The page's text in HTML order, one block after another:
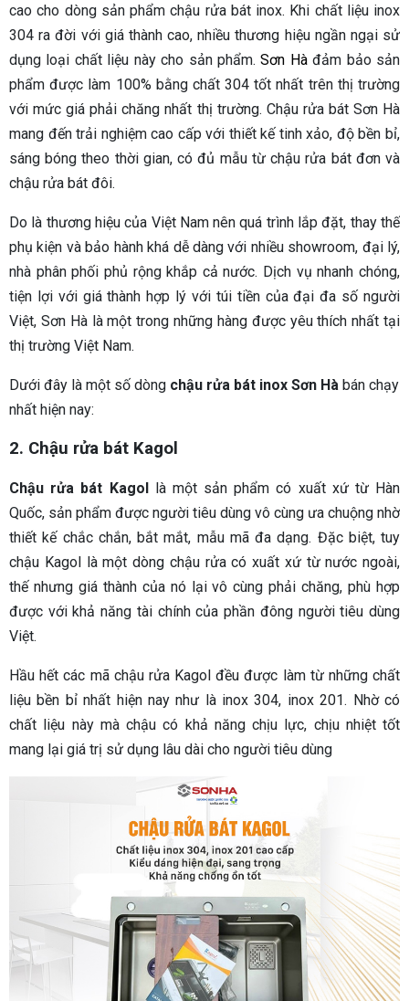
cao cho dòng sản phẩm chậu rửa bát inox. Khi chất liệu inox
304 ra đời với giá thành cao, nhiều thương hiệu ngần ngại sử
dụng loại chất liệu này cho sản phẩm.Sơn Hàđảm bảo sản
phẩm được làm 100% bằng chất 304 tốt nhất trên thị trường
với mức giá phải chăng nhất thị trường. Chậu rửa bát Sơn Hà
mang đến trải nghiệm cao cấp với thiết kế tinh xảo, độ bền bỉ,
sáng bóng theo thời gian, có đủ mẫu từ chậu rửa bát đơn và
chậu rửa bát đôi.
Do là thương hiệu của Việt Nam nên quá trình lắp đặt, thay thế
phụ kiện và bảo hành khá dễ dàng với nhiều showroom, đại lý,
nhà phân phối phủ rộng khắp cả nước. Dịch vụ nhanh chóng,
tiện lợi với giá thành hợp lý với túi tiền của đại đa số người
Việt, Sơn Hà là một trong những hàng được yêu thích nhất tại
thị trường Việt Nam.
Dưới đây là một số dòng chậu rửa bát inox Sơn Hà bán chạy
nhất hiện nay:
2. Chậu rửa bát Kagol
Chậu rửa bát Kagollà một sản phẩm có xuất xứ từ Hàn
Quốc, sản phẩm được người tiêu dùng vô cùng ưa chuộng nhờ
thiết kế chắc chắn, bắt mắt, mẫu mã đa dạng. Đặc biệt, tuy
chậu Kagol là một dòng chậu rửa có xuất xứ từ nước ngoài,
thế nhưng giá thành của nó lại vô cùng phải chăng, phù hợp
được với khả năng tài chính của phần đông người tiêu dùng
Việt.
Hầu hết các mã chậu rửa Kagol đều được làm từ những chất
liệu bền bỉ nhất hiện nay như là inox 304, inox 201. Nhờ có
chất liệu này mà chậu có khả năng chịu lực, chịu nhiệt tốt
mang lại giá trị sử dụng lâu dài cho người tiêu dùng